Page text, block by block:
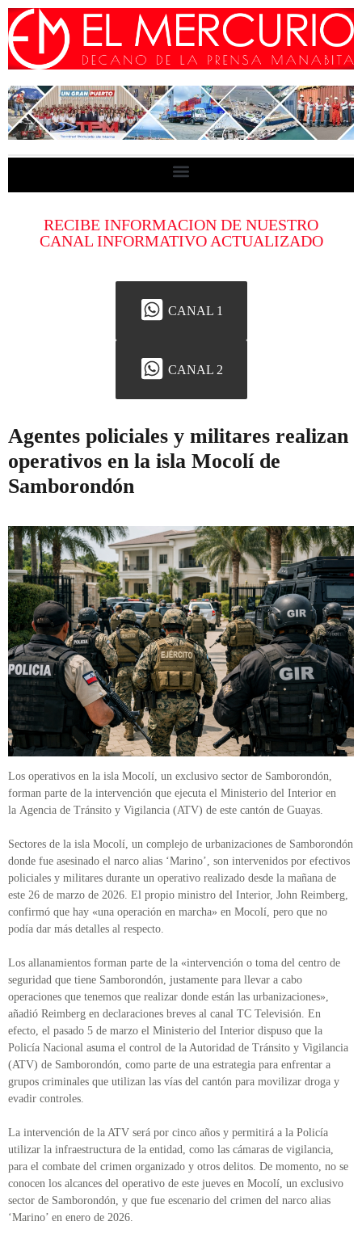
RECIBE INFORMACION DE NUESTRO
CANAL INFORMATIVO ACTUALIZADO
CANAL 1
CANAL 2
Agentes policiales y militares realizan
operativos en la isla Mocolí de
Samborondón
Los operativos en la isla Mocolí, un exclusivo sector de Samborondón,
forman parte de la intervención que ejecuta el Ministerio del Interior en
la Agencia de Tránsito y Vigilancia (ATV) de este cantón de Guayas.
Sectores de la isla Mocolí, un complejo de urbanizaciones de Samborondón
donde fue asesinado el narco alias ‘Marino’, son intervenidos por efectivos
policiales y militares durante un operativo realizado desde la mañana de
este 26 de marzo de 2026. El propio ministro del Interior, John Reimberg,
confirmó que hay «una operación en marcha» en Mocolí, pero que no
podía dar más detalles al respecto.
Los allanamientos forman parte de la «intervención o toma del centro de
seguridad que tiene Samborondón, justamente para llevar a cabo
operaciones que tenemos que realizar donde están las urbanizaciones»,
añadió Reimberg en declaraciones breves al canal TC Televisión. En
efecto, el pasado 5 de marzo el Ministerio del Interior dispuso que la
Policía Nacional asuma el control de la Autoridad de Tránsito y Vigilancia
(ATV) de Samborondón, como parte de una estrategia para enfrentar a
grupos criminales que utilizan las vías del cantón para movilizar droga y
evadir controles.
La intervención de la ATV será por cinco años y permitirá a la Policía
utilizar la infraestructura de la entidad, como las cámaras de vigilancia,
para el combate del crimen organizado y otros delitos. De momento, no se
conocen los alcances del operativo de este jueves en Mocolí, un exclusivo
sector de Samborondón, y que fue escenario del crimen del narco alias
‘Marino’ en enero de 2026.